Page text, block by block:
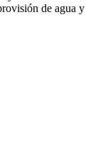
de agua y